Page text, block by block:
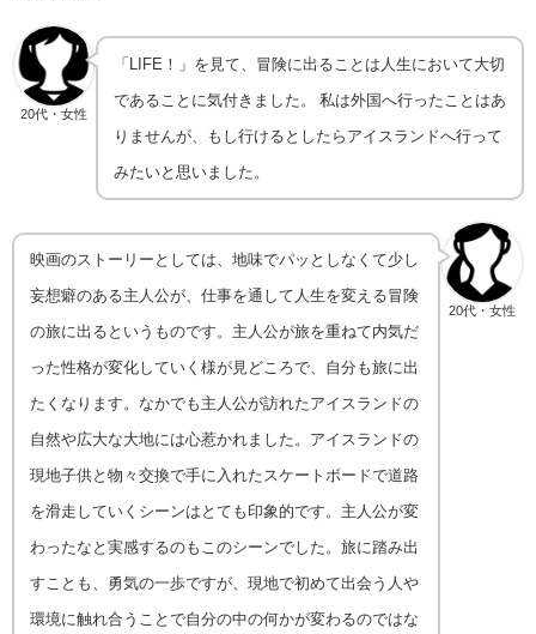
20代・女性
「LIFE！」を見て、冒険に出ることは人生において大切
であることに気付きました。 私は外国へ行ったことはあ
りませんが、もし行けるとしたらアイスランドへ行って
みたいと思いました。
20代・女性
映画のストーリーとしては、地味でパッとしなくて少し
妄想癖のある主人公が、仕事を通して人生を変える冒険
の旅に出るというものです。主人公が旅を重ねて内気だ
った性格が変化していく様が見どころで、自分も旅に出
たくなります。なかでも主人公が訪れたアイスランドの
自然や広大な大地には心惹かれました。アイスランドの
現地子供と物々交換で手に入れたスケートボードで道路
を滑走していくシーンはとても印象的です。主人公が変
わったなと実感するのもこのシーンでした。旅に踏み出
すことも、勇気の一歩ですが、現地で初めて出会う人や
環境に触れ合うことで自分の中の何かが変わるのではな